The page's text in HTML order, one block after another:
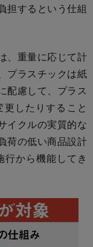
担するという仕組
、重量に応じて計
プラスチックは紙
配慮して、プラス
したりすること
イクルの実質的な
荷の低い商品設計
から機能してき